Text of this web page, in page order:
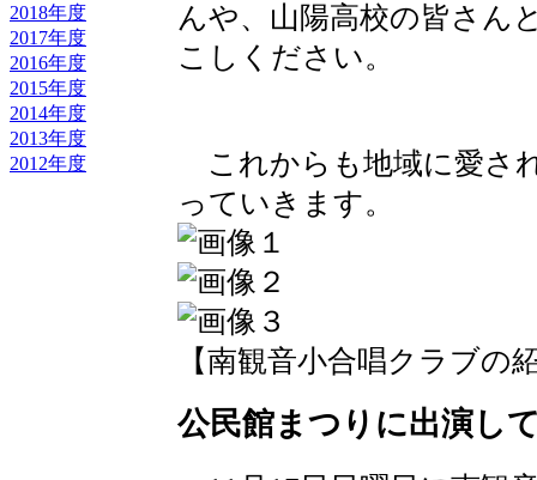
2018年度
2017年度
2016年度
2015年度
2014年度
2013年度
2012年度
んや、山陽高校の皆さん
こしください。
これからも地域に愛さ
っていきます。
【南観音小合唱クラブの
公民館まつりに出演し